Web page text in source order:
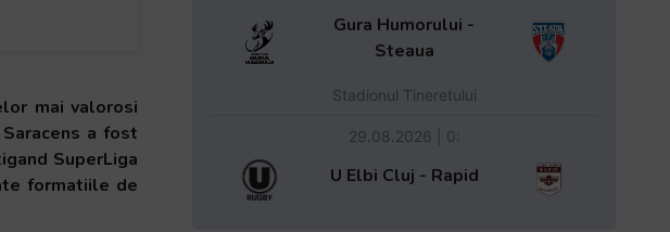
mai valorosi
a fost
SuperLiga
formatiile de
Gura Humorului -
Steaua
Stadionul Tineretului
29.08.2026 | 0:
U Elbi Cluj - Rapid